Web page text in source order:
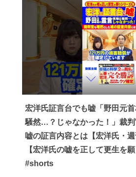
宏洋氏証言台でも嘘「野田元
騒然…？じゃなかった！」裁
嘘の証言内容とは【宏洋氏・週
【宏洋氏の嘘を正して更生を願
#shorts